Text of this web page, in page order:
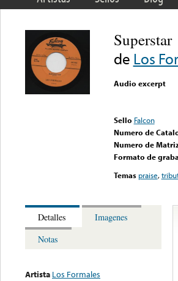
Superstar
de Los
Audio excerpt
Sello Falcon
Numero de
Numero de
Formato de
Temas praise,
Detalles
Imagenes
Notas
Artista Los Formales